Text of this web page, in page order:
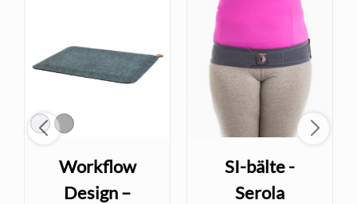
Workflow
Design –
SI-bälte -
Serola